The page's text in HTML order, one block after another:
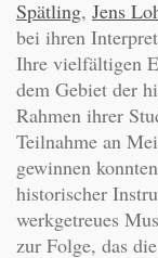
Spätling, Jens
bei ihren
Ihre vielfältigen
dem Gebiet der
Rahmen ihrer
Teilnahme an
gewinnen
historischer
werkgetreues
zur Folge, das